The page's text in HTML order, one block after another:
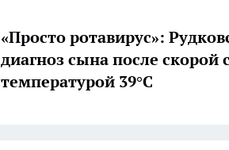
«Просто ротавирус»:
диагноз сына после скорой с
температурой 39°C